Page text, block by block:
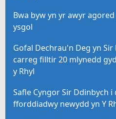
Bwa byw yn yr awyr
ysgol
Gofal Dechrau'n Deg yn
carreg filltir 20 mlynedd
y Rhyl
Safle Cyngor Sir Ddinbych
fforddiadwy newydd yn Y